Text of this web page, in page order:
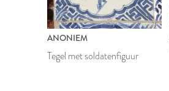
ANONIEM
Tegel met soldatenfiguur